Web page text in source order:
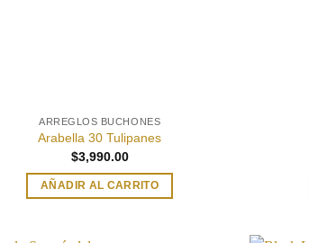
ARREGLOS BUCHONES
Arabella 30 Tulipanes
$3,990.00
AÑADIR AL CARRITO